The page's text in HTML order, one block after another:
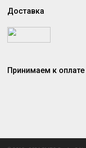
Назад
Доставка
Принимаем к оплате